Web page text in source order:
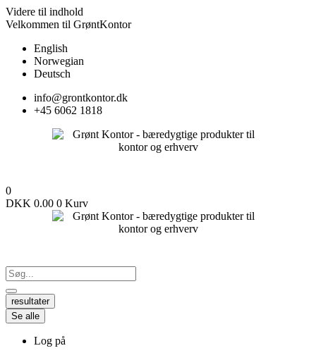
Videre til indhold
Velkommen til GrøntKontor
English
Norwegian
Deutsch
info@grontkontor.dk
+45 6062 1818
0
DKK 0.00 0 Kurv
resultater
Se alle
Log på